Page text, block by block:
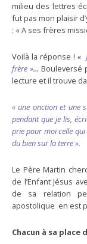
milieu des lettres
fut pas mon plaisir
: « A ses frères
Voilà la réponse ! «
frère »…Bouleversé
lecture et il trouve
« une onction et une
pendant que je lis,
prie pour moi celle
du bien sur la terre ».
Le Père Martin
de l’Enfant Jésus
de sa relation
apostolique en est
Chacun à sa